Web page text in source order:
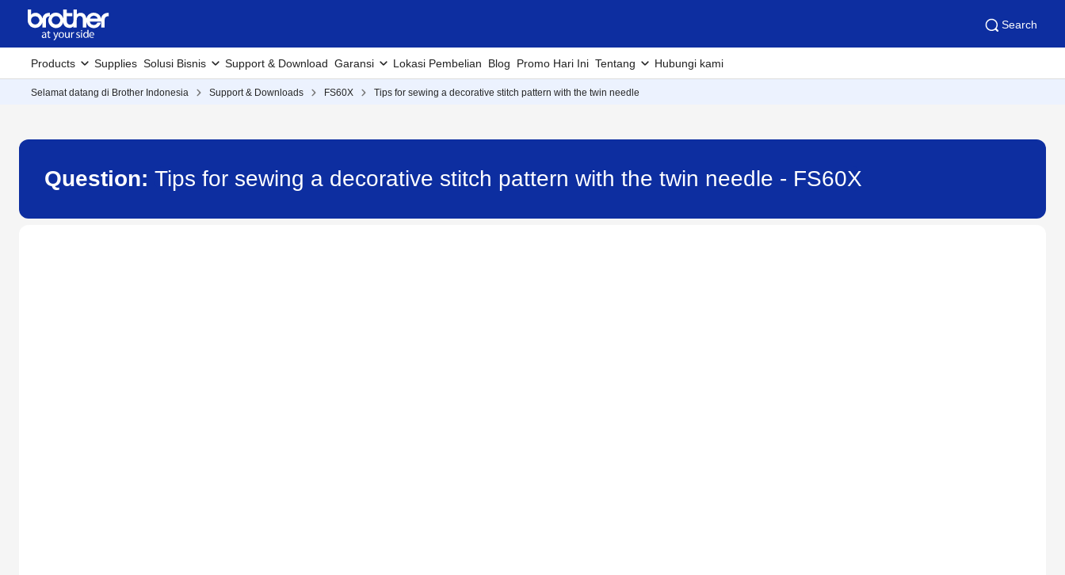
Search
Products Supplies Solusi Bisnis Support & Download Garansi Lokasi Pembelian Blog Promo Hari Ini Tentang Hubungi kami
Selamat datang di Brother Indonesia Support & Downloads FS60X Tips for sewing a decorative stitch pattern with the twin needle
Question: Tips for sewing a decorative stitch pattern with the twin needle - FS60X